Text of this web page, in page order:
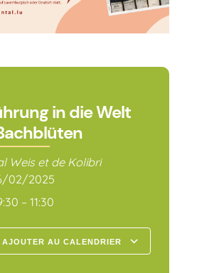
in die Welt
Weis et de Kolibri
02/2025
– 11:30
AJOUTER AU CALENDRIER